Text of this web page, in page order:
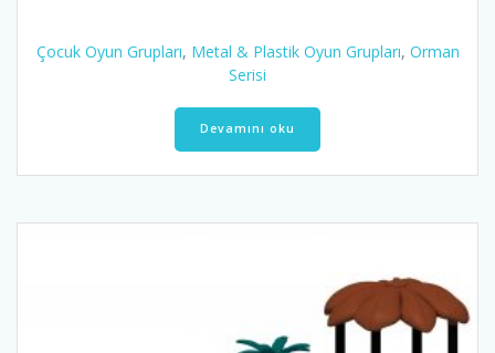
Çocuk Oyun Grupları, Metal & Plastik Oyun Grupları, Orman
Serisi
Devamını oku